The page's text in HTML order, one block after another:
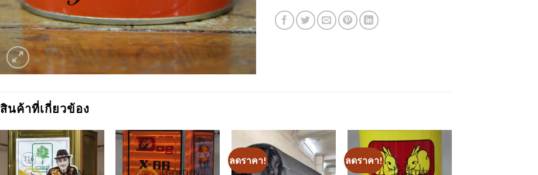
สินค้าที่เกี่ยวข้อง
ลดราคา! ลดราคา!